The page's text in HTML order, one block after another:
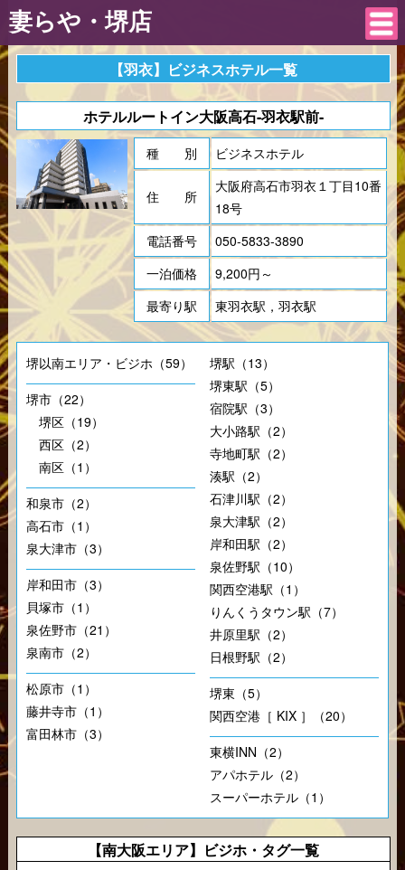
妻らや・堺店
【羽衣】ビジネスホテル一覧
ホテルルートイン大阪高石-羽衣駅前-
種 別 ビジネスホテル
住 所
大阪府高石市羽衣１丁目10番
18号
電話番号
050-5833-3890
一泊価格
9,200円～
最寄り駅
東羽衣駅，羽衣駅
堺以南エリア・ビジホ（59）
堺市（22）
堺区（19）
西区（2）
南区（1）
和泉市（2）
高石市（1）
泉大津市（3）
岸和田市（3）
貝塚市（1）
泉佐野市（21）
泉南市（2）
松原市（1）
藤井寺市（1）
富田林市（3）
堺駅（13）
堺東駅（5）
宿院駅（3）
大小路駅（2）
寺地町駅（2）
湊駅（2）
石津川駅（2）
泉大津駅（2）
岸和田駅（2）
泉佐野駅（10）
関西空港駅（1）
りんくうタウン駅（7）
井原里駅（2）
日根野駅（2）
堺東（5）
関西空港［ KIX ］（20）
東横INN（2）
アパホテル（2）
スーパーホテル（1）
【南大阪エリア】ビジホ・タグ一覧